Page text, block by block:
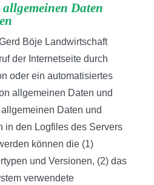
Daten
Böje Landwirtschaft
der Internetseite durch
oder ein automatisiertes
allgemeinen Daten und
Daten und
in den Logfiles des Servers
können die (1)
und Versionen, (2) das
verwendete